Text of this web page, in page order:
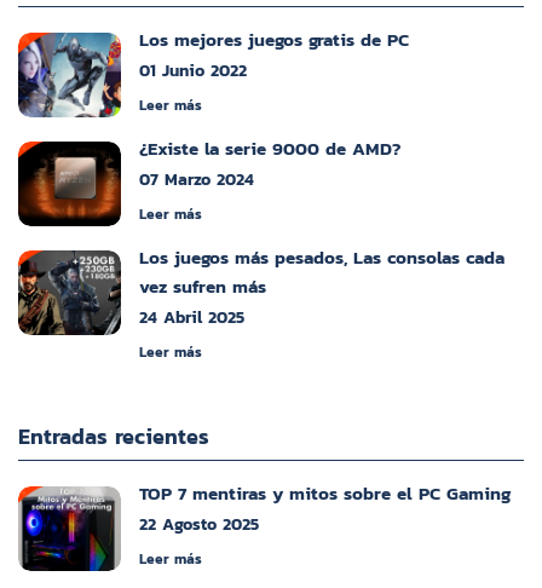
Los mejores juegos gratis de PC
01 Junio 2022
Leer más
¿Existe la serie 9000 de AMD?
07 Marzo 2024
Leer más
Los juegos más pesados, Las consolas cada
vez sufren más
24 Abril 2025
Leer más
Entradas recientes
TOP 7 mentiras y mitos sobre el PC Gaming
22 Agosto 2025
Leer más